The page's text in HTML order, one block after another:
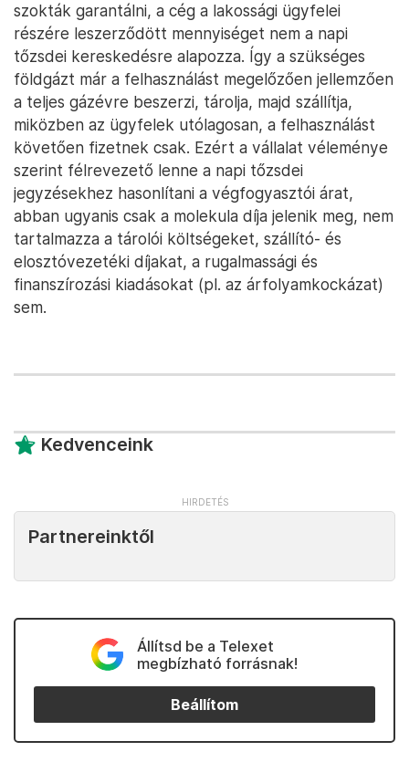
szokták garantálni, a cég a lakossági ügyfelei
részére leszerződött mennyiséget nem a napi
tőzsdei kereskedésre alapozza. Így a szükséges
földgázt már a felhasználást megelőzően jellemzően
a teljes gázévre beszerzi, tárolja, majd szállítja,
miközben az ügyfelek utólagosan, a felhasználást
követően fizetnek csak. Ezért a vállalat véleménye
szerint félrevezető lenne a napi tőzsdei
jegyzésekhez hasonlítani a végfogyasztói árat,
abban ugyanis csak a molekula díja jelenik meg, nem
tartalmazza a tárolói költségeket, szállító- és
elosztóvezetéki díjakat, a rugalmassági és
finanszírozási kiadásokat (pl. az árfolyamkockázat)
sem.
Kedvenceink
Partnereinktől
Állítsd be a Telexet
megbízható forrásnak!
Beállítom